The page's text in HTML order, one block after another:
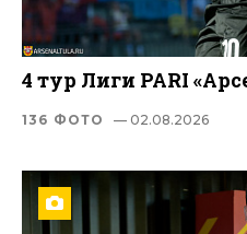
4 тур Лиги PARI
136 ФОТО — 02.08.2026